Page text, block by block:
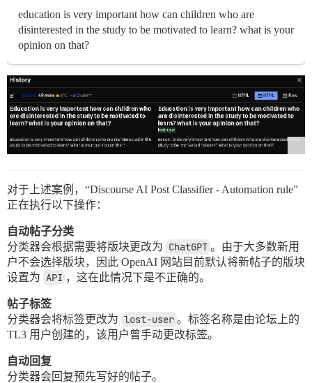
education is very important how can children who are
disinterested in the study to be motivated to learn? what is your
opinion on that?
对于上述案例，“Discourse AI Post Classifier - Automation rule”
正在执行以下操作：
自动帖子分类
分类器会根据需要将版块更改为 ChatGPT 。由于大多数新用
户不会选择版块，因此 OpenAI 网站目前默认将新帖子的版块
设置为 API ，这在此情况下是不正确的。
帖子标签
分类器会将标签更改为 lost-user 。标签名称是由论坛上的
TL3 用户创建的，该用户曾手动更改标签。
自动回复
分类器会回复预先写好的帖子。